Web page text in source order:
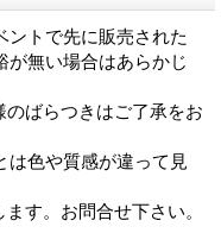
トで先に販売された
が無い場合はあらかじ
ばらつきはご了承をお
色や質感が違って見
す。お問合せ下さい。